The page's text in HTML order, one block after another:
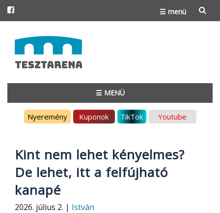
☰ menü
to
content
☰ MENÜ
Nyeremény Kuponok TikTok Youtube
Kint nem lehet kényelmes?
De lehet, itt a felfújható
kanapé
2026. július 2. | István